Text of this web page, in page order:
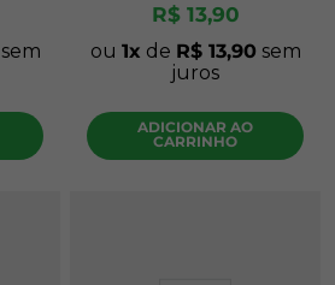
sem
R$ 13,90
ou 1 de R$ 13,90 sem
juros
ADICIONAR AO
CARRINHO